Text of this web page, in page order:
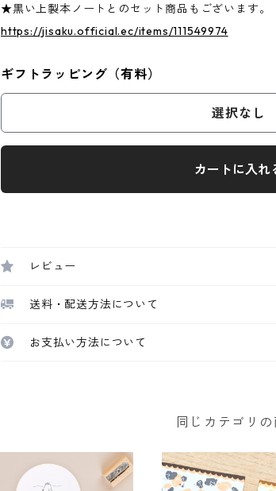
★黒い上製本ノートとのセット商品もございます。
https://jisaku.official.ec/items/111549974
ギフトラッピング（有料）
選択なし
カートに入れ
レビュー
送料・配送方法について
お支払い方法について
同じカテゴリの